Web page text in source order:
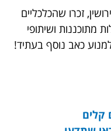
זכרו שהכלכליים
מתוכננות ושיתופי
כאב נוסף בעתיד!
קלים